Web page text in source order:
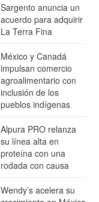
Sargento anuncia un
acuerdo para adquirir
La Terra Fina
México y Canadá
impulsan comercio
agroalimentario con
inclusión de los
pueblos indígenas
Alpura PRO relanza
su línea alta en
proteína con una
rodada con causa
Wendy’s acelera su